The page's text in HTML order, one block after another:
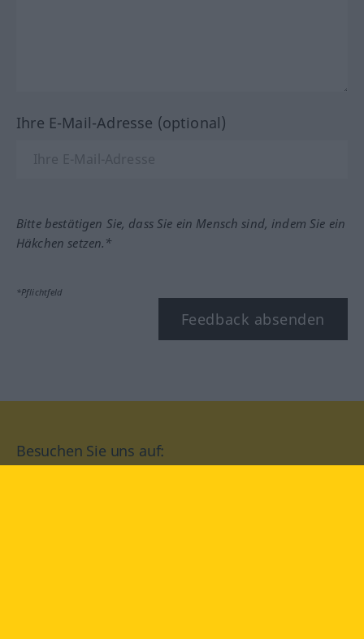
Ihre E-Mail-Adresse (optional)
Bitte bestätigen Sie, dass Sie ein Mensch sind, indem Sie ein
Häkchen setzen.*
*Pflichtfeld
Feedback absenden
Besuchen Sie uns auf: